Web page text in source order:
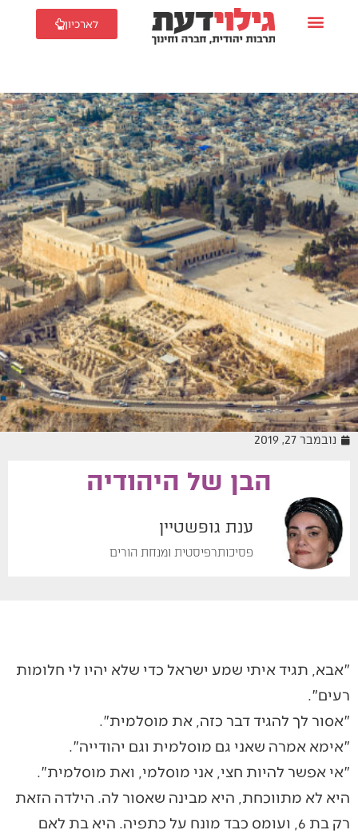
לארכיון
נובמבר 27, 2019
מיומנה של מטפלתהבן של היהודיה
ענת גופשטיין
פסיכותרפיסטית ומנחת הורים
"אבא, תגיד איתי שמע ישראל כדי שלא יהיו לי חלומות
רעים".
"אסור לך להגיד דבר כזה, את מוסלמית".
"אימא אמרה שאני גם מוסלמית וגם יהודייה".
"אי אפשר להיות חצי, אני מוסלמי, ואת מוסלמית".
היא לא מתווכחת, היא מבינה שאסור לה. הילדה הזאת
רק בת 6, ועומס כבד מונח על כתפיה. היא בת לאם